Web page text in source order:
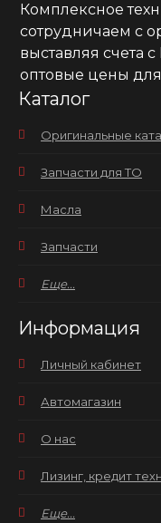
Комплексное
сотрудничаем с
выставляя счета
оптовые цены
Каталог
Оригинальные
Запчасти для ТО
Масла
Запчасти
Еще...
Информация
Личный кабинет
Автомагазин
О нас
Лизинг, кредит
Еще...